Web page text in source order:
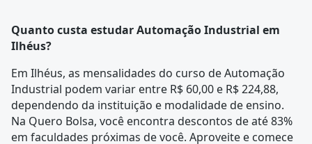
Quanto custa estudar Automação Industrial em
Ilhéus?
Em Ilhéus, as mensalidades do curso de Automação
Industrial podem variar entre R$ 60,00 e R$ 224,88,
dependendo da instituição e modalidade de ensino.
Na Quero Bolsa, você encontra descontos de até 83%
em faculdades próximas de você. Aproveite e comece